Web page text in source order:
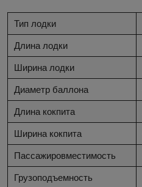
Тип лодки
Длина лодки
Ширина лодки
Диаметр баллона
Длина кокпита
Ширина кокпита
Пассажировместимость
Грузоподъемность